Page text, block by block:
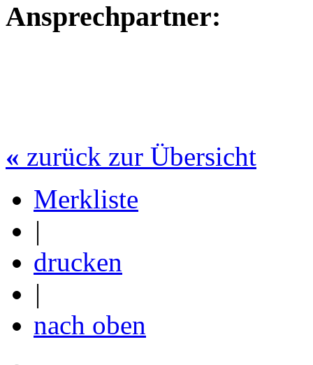
Ansprechpartner:
« zurück zur Übersicht
Merkliste
|
drucken
|
nach oben